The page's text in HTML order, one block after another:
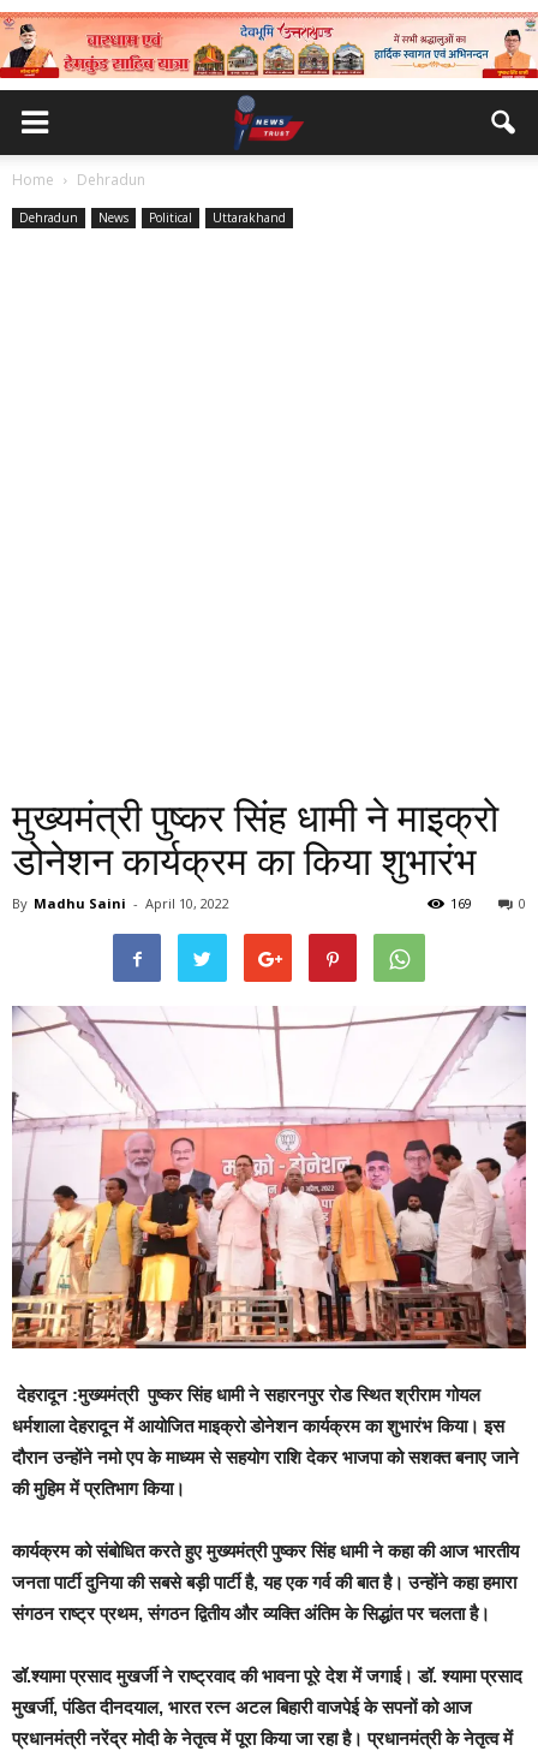
Home Dehradun
Dehradun News Political Uttarakhand
मुख्यमंत्री पुष्कर सिंह धामी ने माइक्रो
डोनेशन कार्यक्रम का किया शुभारंभ
By Madhu Saini - April 10, 2022 0
169
देहरादून :मुख्यमंत्री पुष्कर सिंह धामी ने सहारनपुर रोड स्थित श्रीराम गोयल
धर्मशाला देहरादून में आयोजित माइक्रो डोनेशन कार्यक्रम का शुभारंभ किया। इस
दौरान उन्होंने नमो एप के माध्यम से सहयोग राशि देकर भाजपा को सशक्त बनाए जाने
की मुहिम में प्रतिभाग किया।
कार्यक्रम को संबोधित करते हुए मुख्यमंत्री पुष्कर सिंह धामी ने कहा की आज भारतीय
जनता पार्टी दुनिया की सबसे बड़ी पार्टी है, यह एक गर्व की बात है। उन्होंने कहा हमारा
संगठन राष्ट्र प्रथम, संगठन द्वितीय और व्यक्ति अंतिम के सिद्धांत पर चलता है।
डॉ.श्यामा प्रसाद मुखर्जी ने राष्ट्रवाद की भावना पूरे देश में जगाई। डॉ. श्यामा प्रसाद
मुखर्जी, पंडित दीनदयाल, भारत रत्न अटल बिहारी वाजपेई के सपनों को आज
प्रधानमंत्री नरेंद्र मोदी के नेतृत्व में पूरा किया जा रहा है। प्रधानमंत्री के नेतृत्व में